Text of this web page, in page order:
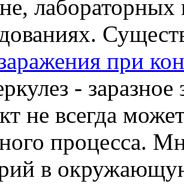
лабораторных
при
-
не всегда
процесса.
в